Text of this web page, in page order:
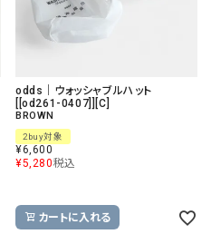
odds｜ウォッシャブルハット
[[od261-0407]][C]
BROWN
2buy対象
¥6,600
¥5,280税込
カートに入れる